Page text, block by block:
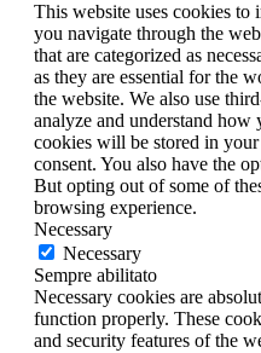
This website uses cookies
you navigate through the
that are categorized as
as they are essential for the
the website. We also use
analyze and understand how
cookies will be stored in
consent. You also have the
But opting out of some of
browsing experience.
Necessary
Necessary
Sempre abilitato
Necessary cookies are
function properly. These
and security features of the